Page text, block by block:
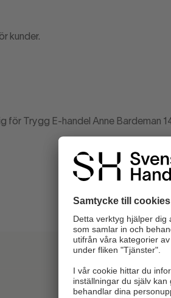
kunder.
för Trygg E-handel Anne Bardeman